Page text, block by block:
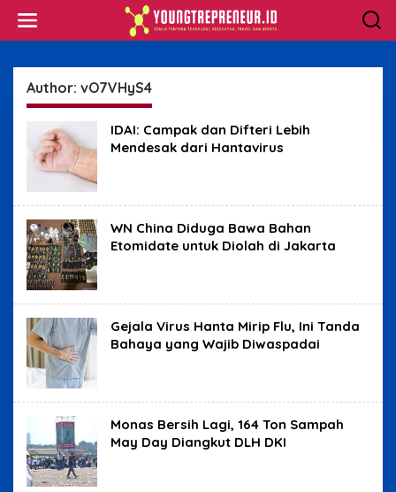
content
Author: vO7VHyS4
IDAI: Campak dan Difteri Lebih
Mendesak dari Hantavirus
WN China Diduga Bawa Bahan
Etomidate untuk Diolah di Jakarta
Gejala Virus Hanta Mirip Flu, Ini Tanda
Bahaya yang Wajib Diwaspadai
Monas Bersih Lagi, 164 Ton Sampah
May Day Diangkut DLH DKI